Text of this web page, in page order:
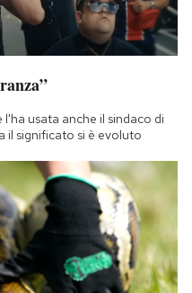
usata anche il sindaco di
il significato si è evoluto